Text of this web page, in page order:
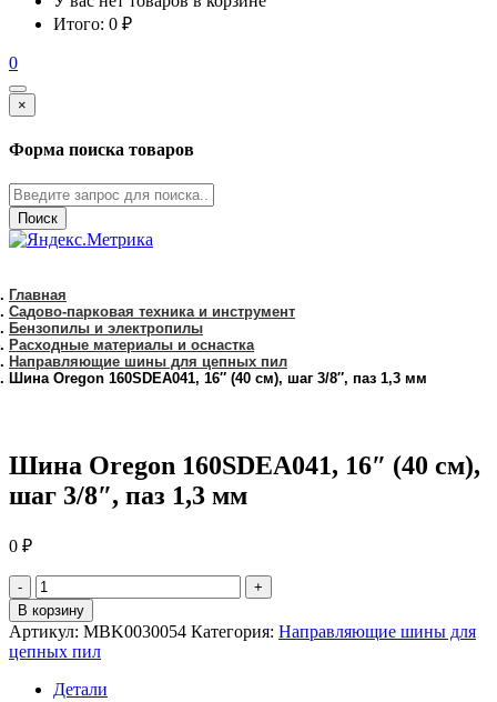
Итого: 0 ₽
0
×
Форма поиска товаров
Поиск
Главная
Садово-парковая техника и инструмент
Бензопилы и электропилы
Расходные материалы и оснастка
Направляющие шины для цепных пил
Шина Oregon 160SDEA041, 16″ (40 см), шаг 3/8″, паз 1,3 мм
Шина Oregon 160SDEA041, 16″ (40 см),
шаг 3/8″, паз 1,3 мм
0 ₽
количество
Шина
Oregon
160SDEA041,
16"
В корзину
Артикул: MBK0030054 Категория: Направляющие шины для
цепных пил
Детали